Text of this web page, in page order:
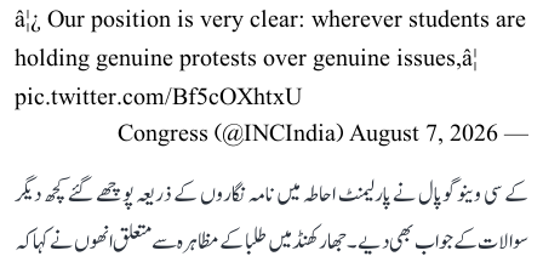
â¦¿ Our position is very clear: wherever students are
holding genuine protests over genuine issues,â¦
pic.twitter.com/Bf5cOXhtxU
— Congress (@INCIndia)
August 7, 2026
کے سی وینوگوپال نے پارلیمنٹ احاطہ میں نامہ نگاروں کے ذریعہ پوچھے گئے کچھ دیگر
سوالات کے جواب بھی دیے۔ جھارکھنڈ میں طلبا کے مظاہرہ سے متعلق انھوں نے کہا کہ